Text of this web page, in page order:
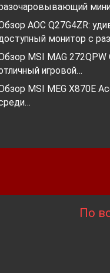
AOC Q27G4ZR:
монитор с
MSI MAG 272QPW
игровой…
MSI MEG X870E
По